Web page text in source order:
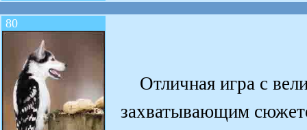
80
Отличная игра с
захватывающим